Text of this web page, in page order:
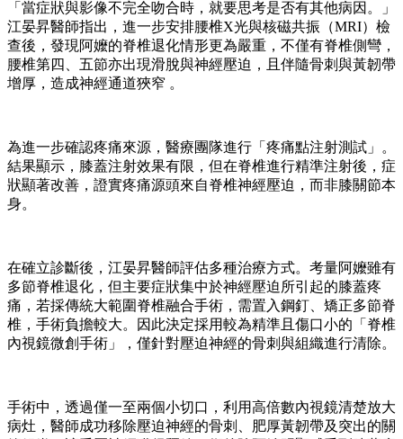
「當症狀與影像不完全吻合時，就要思考是否有其他病因。」
江晏昇醫師指出，進一步安排腰椎X光與核磁共振（MRI）檢
查後，發現阿嬤的脊椎退化情形更為嚴重，不僅有脊椎側彎，
腰椎第四、五節亦出現滑脫與神經壓迫，且伴隨骨刺與黃韌帶
增厚，造成神經通道狹窄 。
為進一步確認疼痛來源，醫療團隊進行「疼痛點注射測試」。
結果顯示，膝蓋注射效果有限，但在脊椎進行精準注射後，症
狀顯著改善，證實疼痛源頭來自脊椎神經壓迫，而非膝關節本
身。
在確立診斷後，江晏昇醫師評估多種治療方式。考量阿嬤雖有
多節脊椎退化，但主要症狀集中於神經壓迫所引起的膝蓋疼
痛，若採傳統大範圍脊椎融合手術，需置入鋼釘、矯正多節脊
椎，手術負擔較大。因此決定採用較為精準且傷口小的「脊椎
內視鏡微創手術」，僅針對壓迫神經的骨刺與組織進行清除。
手術中，透過僅一至兩個小切口，利用高倍數內視鏡清楚放大
病灶，醫師成功移除壓迫神經的骨刺、肥厚黃韌帶及突出的關